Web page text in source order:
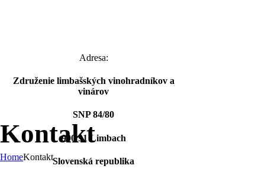
Kontakt
HomeKontakt
Adresa:
Združenie limbašských vinohradníkov a
vinárov
SNP 84/80
900 91 Limbach
Slovenská republika